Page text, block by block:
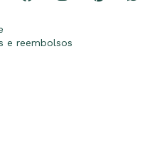
e reembolsos